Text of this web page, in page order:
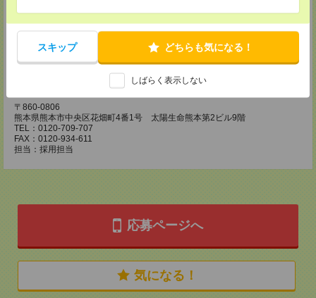
スキップ どちらも気になる！
しばらく表示しない
福岡営業所
〒810-0801
福岡県福岡市博多区中洲5丁目6番24号 第6ガーデンビル2階
TEL：0120-709-707
FAX：0120-709-927
〒860-0806
熊本県熊本市中央区花畑町4番1号 太陽生命熊本第2ビル9階
TEL：0120-709-707
FAX：0120-934-611
担当：採用担当
応募ページへ
気になる！